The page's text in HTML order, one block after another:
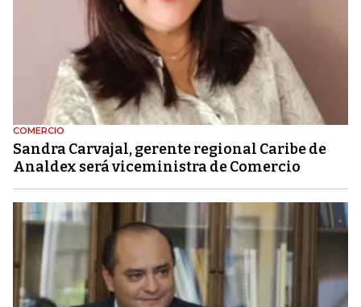
COMERCIO
Sandra Carvajal, gerente regional Caribe de
Analdex será viceministra de Comercio